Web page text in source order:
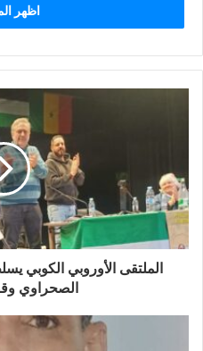
أوليا يهدف إلى إثارة نقاش
استنتاجات نهائية.
القسم الأول: الإطار العام
توطئة عامة: من إدارة الأزمة
تحولات معركة التحرير في
أزمة الخطاب السياسي وضرورة
اظهر
الملتقى الأوروبي الكوبي
الصحراوي